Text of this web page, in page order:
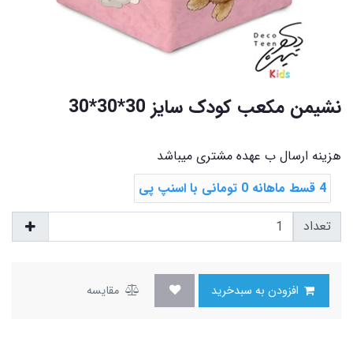
نشیمن مکعب کودک سایز 30*30*30
هزینه ارسال ب عهده مشتری میباشد
4 قسط ماهانه 0 تومانی با اسنپ ‌پی
تعداد
مقایسه